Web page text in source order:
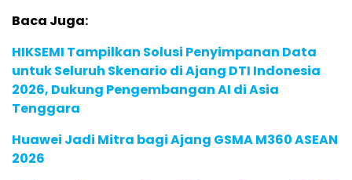
Baca Juga:
HIKSEMI Tampilkan Solusi Penyimpanan Data
untuk Seluruh Skenario di Ajang DTI Indonesia
2026, Dukung Pengembangan AI di Asia
Tenggara
Huawei Jadi Mitra bagi Ajang GSMA M360 ASEAN
2026